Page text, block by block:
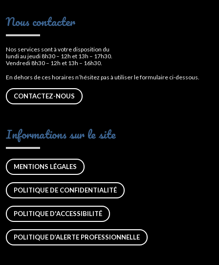
Nous contacter
Nos services sont à votre disposition du
lundi au jeudi 8h30 – 12h et 13h – 17h30.
Vendredi 8h30 – 12h et 13h – 16h30.
En dehors de ces horaires n’hésitez pas à utiliser le formulaire ci-dessous.
CONTACTEZ-NOUS
Informations sur le site
MENTIONS LÉGALES
POLITIQUE DE CONFIDENTIALITÉ
POLITIQUE D'ACCESSIBILITÉ
POLITIQUE D’ALERTE PROFESSIONNELLE